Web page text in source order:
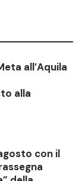
all’Aquila
alla
con il